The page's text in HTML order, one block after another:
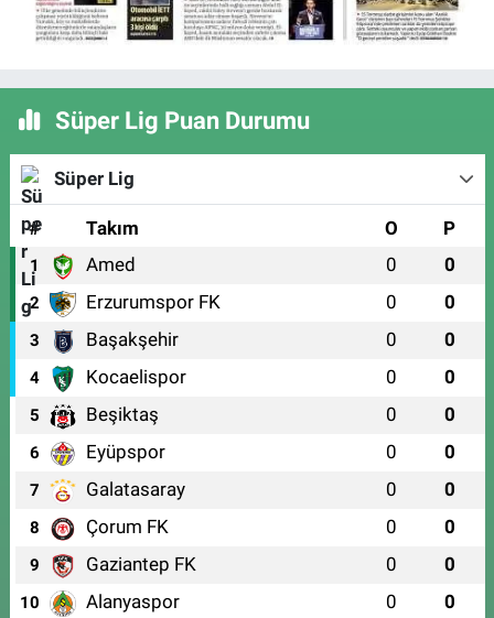
Süper Lig Puan Durumu
Süper Lig
# Takım O P
1 Amed 0 0
2 Erzurumspor FK 0 0
3 Başakşehir 0 0
4 Kocaelispor 0 0
5 Beşiktaş 0 0
6 Eyüpspor 0 0
7 Galatasaray 0 0
8 Çorum FK 0 0
9 Gaziantep FK 0 0
10 Alanyaspor 0 0